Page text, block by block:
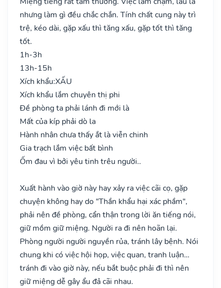
nhưng làm gì đều chắc chắn. Tính chất cung này trì
trệ, kéo dài, gặp xấu thì tăng xấu, gặp tốt thì tăng
tốt.
1h-3h
13h-15h
Xích khẩu:XẤU
Xích khẩu lắm chuyên thị phi
Đề phòng ta phải lánh đi mới là
Mất của kíp phải dò la
Hành nhân chưa thấy ắt là viễn chinh
Gia trạch lắm việc bất bình
Ốm đau vì bởi yêu tinh trêu người..
Xuất hành vào giờ này hay xảy ra việc cãi cọ, gặp
chuyện không hay do "Thần khẩu hại xác phầm",
phải nên đề phòng, cẩn thận trong lời ăn tiếng nói,
giữ mồm giữ miệng. Người ra đi nên hoãn lại.
Phòng người người nguyền rủa, tránh lây bệnh. Nói
chung khi có việc hội họp, việc quan, tranh luận…
tránh đi vào giờ này, nếu bắt buộc phải đi thì nên
giữ miệng dễ gây ẩu đả cãi nhau.